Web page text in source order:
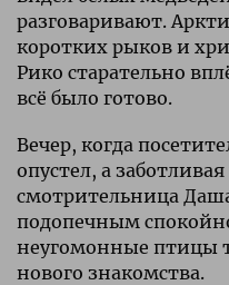
разговаривают.
коротких рыков и
Рико старательно
всё было готово.
Вечер, когда
опустел, а
смотрительница
подопечным
неугомонные птицы
нового знакомства.